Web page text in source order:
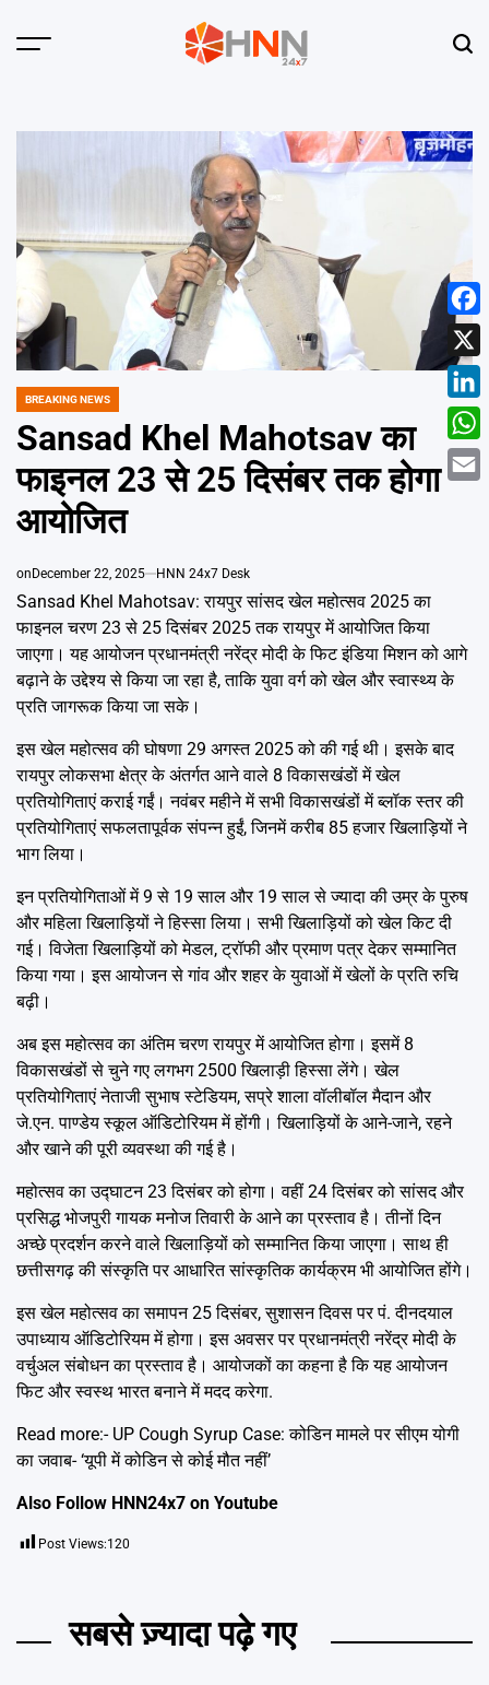
Menu
POSTED
BREAKING NEWS
Sansad Khel Mahotsav का
फाइनल 23 से 25 दिसंबर तक होगा
आयोजित
onDecember 22, 2025 HNN 24x7 Desk
Sansad Khel Mahotsav: रायपुर सांसद खेल महोत्सव 2025 का
फाइनल चरण 23 से 25 दिसंबर 2025 तक रायपुर में आयोजित किया
जाएगा। यह आयोजन प्रधानमंत्री नरेंद्र मोदी के फिट इंडिया मिशन को आगे
बढ़ाने के उद्देश्य से किया जा रहा है, ताकि युवा वर्ग को खेल और स्वास्थ्य के
प्रति जागरूक किया जा सके।
इस खेल महोत्सव की घोषणा 29 अगस्त 2025 को की गई थी। इसके बाद
रायपुर लोकसभा क्षेत्र के अंतर्गत आने वाले 8 विकासखंडों में खेल
प्रतियोगिताएं कराई गईं। नवंबर महीने में सभी विकासखंडों में ब्लॉक स्तर की
प्रतियोगिताएं सफलतापूर्वक संपन्न हुईं, जिनमें करीब 85 हजार खिलाड़ियों ने
भाग लिया।
इन प्रतियोगिताओं में 9 से 19 साल और 19 साल से ज्यादा की उम्र के पुरुष
और महिला खिलाड़ियों ने हिस्सा लिया। सभी खिलाड़ियों को खेल किट दी
गई। विजेता खिलाड़ियों को मेडल, ट्रॉफी और प्रमाण पत्र देकर सम्मानित
किया गया। इस आयोजन से गांव और शहर के युवाओं में खेलों के प्रति रुचि
बढ़ी।
अब इस महोत्सव का अंतिम चरण रायपुर में आयोजित होगा। इसमें 8
विकासखंडों से चुने गए लगभग 2500 खिलाड़ी हिस्सा लेंगे। खेल
प्रतियोगिताएं नेताजी सुभाष स्टेडियम, सप्रे शाला वॉलीबॉल मैदान और
जे.एन. पाण्डेय स्कूल ऑडिटोरियम में होंगी। खिलाड़ियों के आने-जाने, रहने
और खाने की पूरी व्यवस्था की गई है।
महोत्सव का उद्घाटन 23 दिसंबर को होगा। वहीं 24 दिसंबर को सांसद और
प्रसिद्ध भोजपुरी गायक मनोज तिवारी के आने का प्रस्ताव है। तीनों दिन
अच्छे प्रदर्शन करने वाले खिलाड़ियों को सम्मानित किया जाएगा। साथ ही
छत्तीसगढ़ की संस्कृति पर आधारित सांस्कृतिक कार्यक्रम भी आयोजित होंगे।
इस खेल महोत्सव का समापन 25 दिसंबर, सुशासन दिवस पर पं. दीनदयाल
उपाध्याय ऑडिटोरियम में होगा। इस अवसर पर प्रधानमंत्री नरेंद्र मोदी के
वर्चुअल संबोधन का प्रस्ताव है। आयोजकों का कहना है कि यह आयोजन
फिट और स्वस्थ भारत बनाने में मदद करेगा.
Read more:-UP Cough Syrup Case: कोडिन मामले पर सीएम योगी
का जवाब- ‘यूपी में कोडिन से कोई मौत नहीं’
Also Follow HNN24x7 on Youtube
Post Views:120
सबसे ज़्यादा पढ़े गए
X